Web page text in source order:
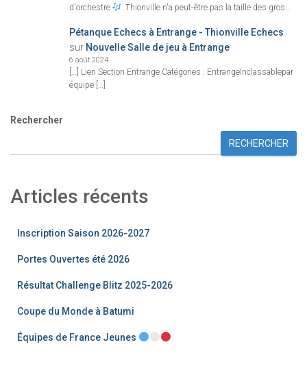
d'orchestre
. Thionville n'a peut-être pas la taille des gros…
Pétanque Echecs à Entrange - Thionville Echecs
sur Nouvelle Salle de jeu à Entrange
6 août 2024
[…] Lien Section Entrange Catégories : EntrangeInclassablepar
équipe […]
Rechercher
RECHERCHER
Articles récents
Inscription Saison 2026-2027
Portes Ouvertes été 2026
Résultat Challenge Blitz 2025-2026
Coupe du Monde à Batumi
Équipes de France Jeunes